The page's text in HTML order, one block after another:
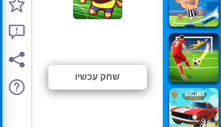
שחק עכשיו